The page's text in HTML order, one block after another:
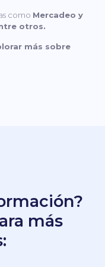
como Mercadeo y
otros.
más sobre
más